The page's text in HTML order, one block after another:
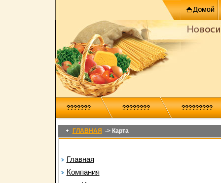
??????? ???????? ?????????
ГЛАВНАЯ -> Карта
Главная
Компания